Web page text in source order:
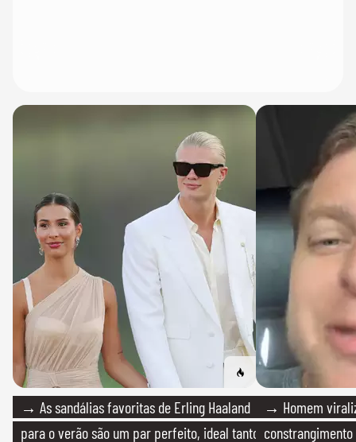
→ As sandálias favoritas de Erling Haaland
para o verão são um par perfeito, ideal tanto
→ Homem